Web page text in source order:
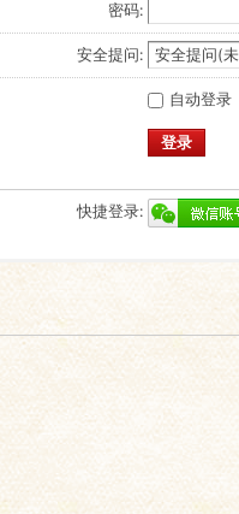
密码:
安全提问:
自动登录
登录
快捷登录: